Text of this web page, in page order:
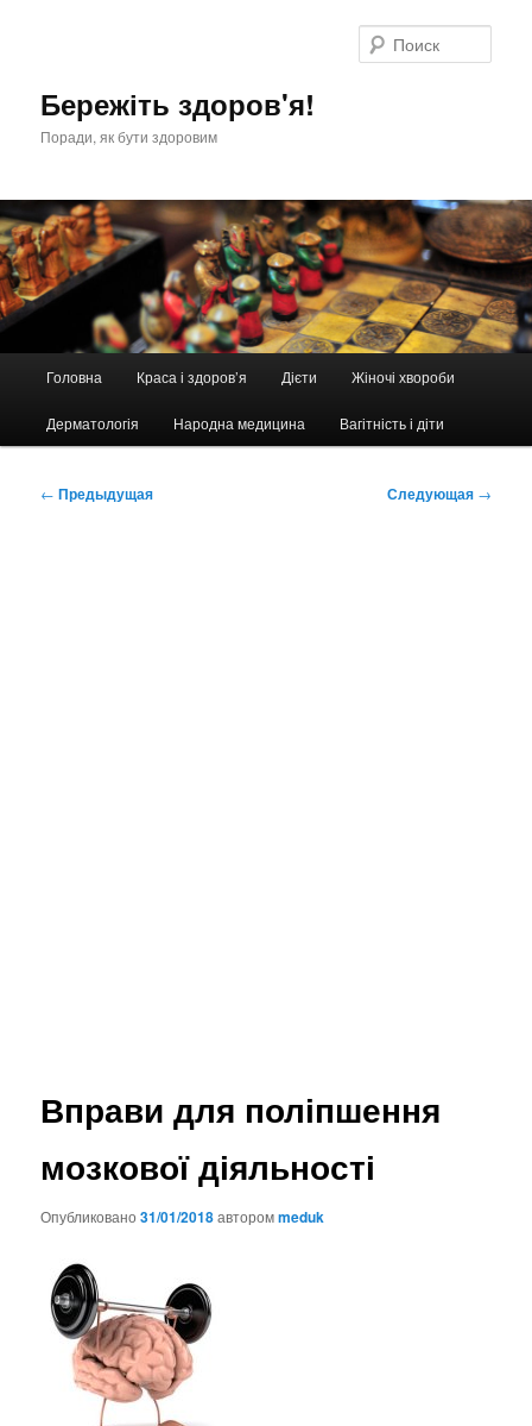
Бережіть здоров'я!
Поради, як бути здоровим
Головна Краса і здоров’я Дієти Жіночі хвороби
Дерматологія Народна медицина Вагітність і діти
Навигация
← Предыдущая Следующая →
Вправи для поліпшення
мозкової діяльності
Опубликовано31/01/2018авторомmeduk